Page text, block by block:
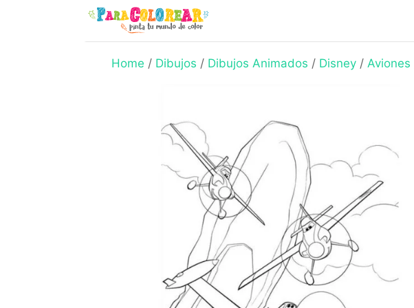
Home / Dibujos / Dibujos Animados / Disney / Aviones